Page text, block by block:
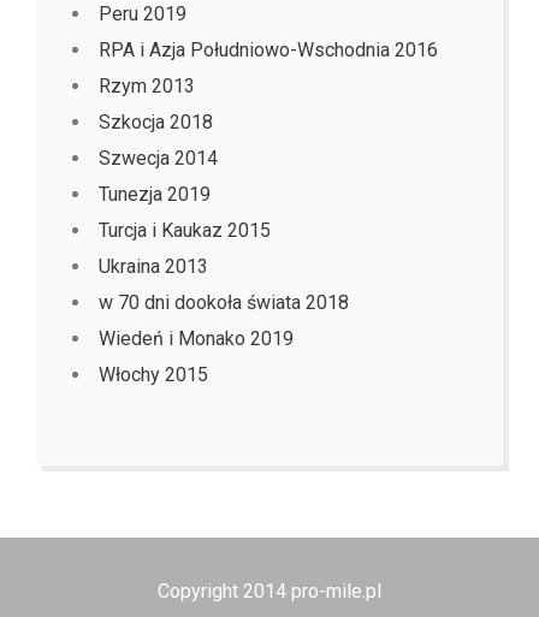
Peru 2019
RPA i Azja Południowo-Wschodnia 2016
Rzym 2013
Szkocja 2018
Szwecja 2014
Tunezja 2019
Turcja i Kaukaz 2015
Ukraina 2013
w 70 dni dookoła świata 2018
Wiedeń i Monako 2019
Włochy 2015
Copyright 2014 pro-mile.pl